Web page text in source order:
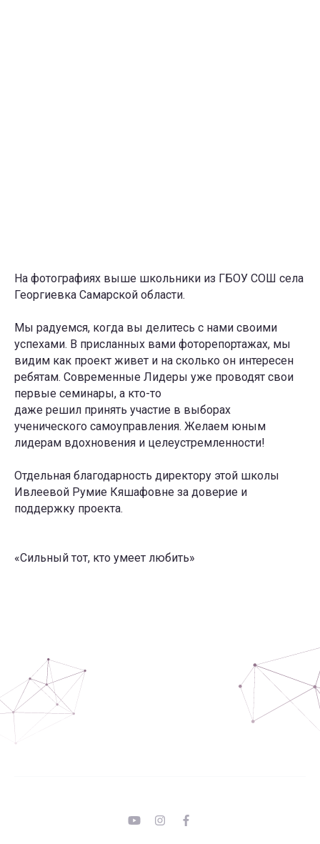
На фотографиях выше школьники из ГБОУ СОШ села
Георгиевка Самарской области.
Мы радуемся, когда вы делитесь с нами своими
успехами. В присланных вами фоторепортажах, мы
видим как проект живет и на сколько он интересен
ребятам. Современные Лидеры уже проводят свои
первые семинары, а кто-то
даже решил принять участие в выборах
ученического самоуправления. Желаем юным
лидерам вдохновения и целеустремленности!
Отдельная благодарность директору этой школы
Ивлеевой Румие Кяшафовне за доверие и
поддержку проекта.
«Сильный тот, кто умеет любить»